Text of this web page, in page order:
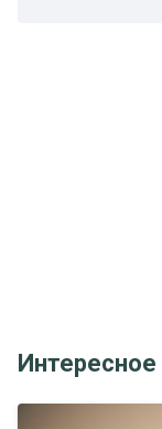
Интересное